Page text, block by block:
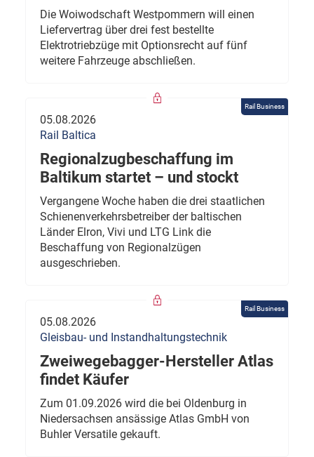
Die Woiwodschaft Westpommern will einen
Liefervertrag über drei fest bestellte
Elektrotriebzüge mit Optionsrecht auf fünf
weitere Fahrzeuge abschließen.
Rail Business
05.08.2026
Rail Baltica
Regionalzugbeschaffung im
Baltikum startet – und stockt
Vergangene Woche haben die drei staatlichen
Schienenverkehrsbetreiber der baltischen
Länder Elron, Vivi und LTG Link die
Beschaffung von Regionalzügen
ausgeschrieben.
Rail Business
05.08.2026
Gleisbau- und Instandhaltungstechnik
Zweiwegebagger-Hersteller Atlas
findet Käufer
Zum 01.09.2026 wird die bei Oldenburg in
Niedersachsen ansässige Atlas GmbH von
Buhler Versatile gekauft.